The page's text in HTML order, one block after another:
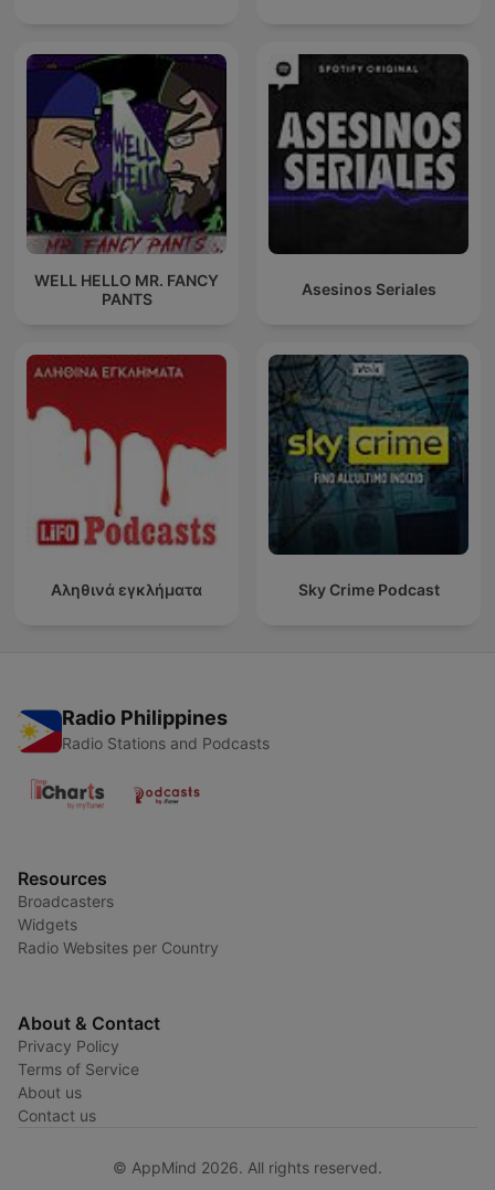
WELL HELLO MR. FANCY
PANTS
Asesinos Seriales
Αληθινά εγκλήματα Sky Crime Podcast
Radio Philippines
Radio Stations and Podcasts
Resources
Broadcasters
Widgets
Radio Websites per Country
About & Contact
Privacy Policy
Terms of Service
About us
Contact us
© AppMind 2026. All rights reserved.